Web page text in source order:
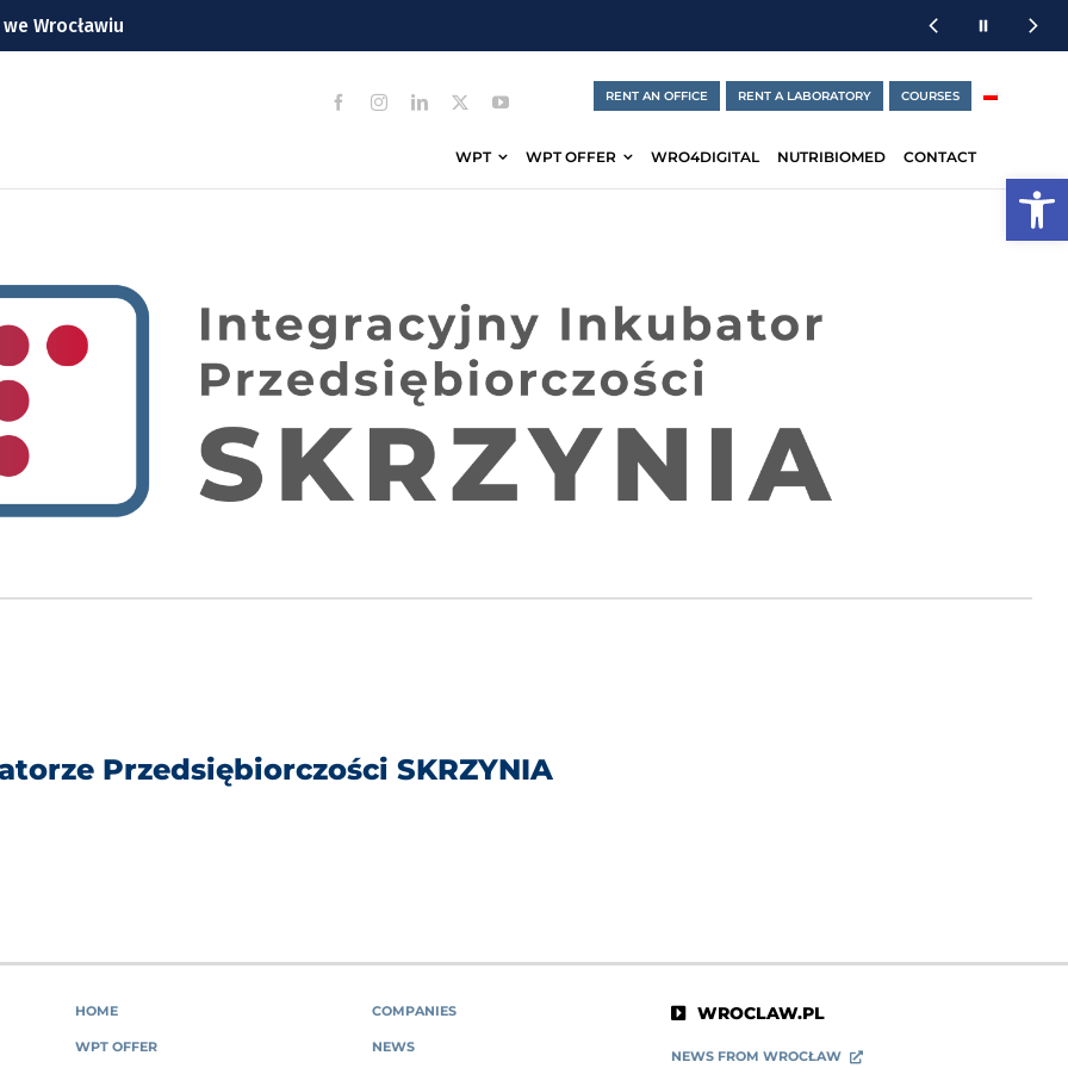
Wrocławiu
RENT AN OFFICE RENT A LABORATORY COURSES
WPT WPT OFFER WRO4DIGITAL NUTRIBIOMED CONTACT
Przedsiębiorczości SKRZYNIA
HOME
WPT OFFER
COMPANIES
NEWS
WROCLAW.PL
NEWS FROM WROCŁAW